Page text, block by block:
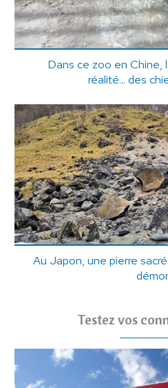
Dans ce zoo en Chine,
réalité... des
Au Japon, une pierre
Testez vos